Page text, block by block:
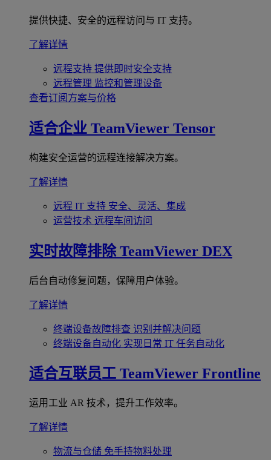
提供快捷、安全的远程访问与 IT 支持。
了解详情
远程支持 提供即时安全支持
远程管理 监控和管理设备
查看订阅方案与价格
适合企业 TeamViewer Tensor
构建安全运营的远程连接解决方案。
了解详情
远程 IT 支持 安全、灵活、集成
运营技术 远程车间访问
实时故障排除 TeamViewer DEX
后台自动修复问题，保障用户体验。
了解详情
终端设备故障排查 识别并解决问题
终端设备自动化 实现日常 IT 任务自动化
适合互联员工 TeamViewer Frontline
运用工业 AR 技术，提升工作效率。
了解详情
物流与仓储 免手持物料处理